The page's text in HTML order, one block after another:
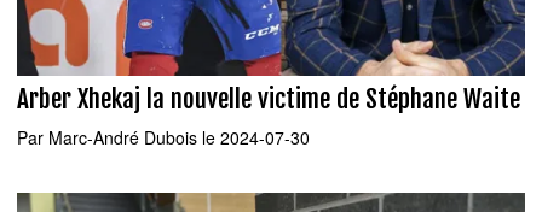
Arber Xhekaj la nouvelle victime de Stéphane Waite
Par Marc-André Dubois le 2024-07-30